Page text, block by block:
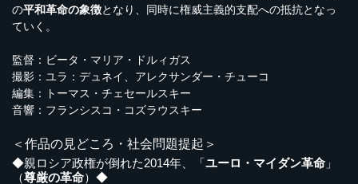
の平和革命の象徴となり、同時に権威主義的支配への抵抗となっ
ていく。
監督：ビータ・マリア・ドルィガス
撮影：ユラ：デュネイ、アレクサンダー・チューコ
編集：トーマス・チェセールスキー
音響：フランシスコ・コズラウスキー
＜作品の見どころ・社会問題提起＞
◆親ロシア政権が倒れた2014年、「ユーロ・マイダン革命 」
（尊厳の革命）◆